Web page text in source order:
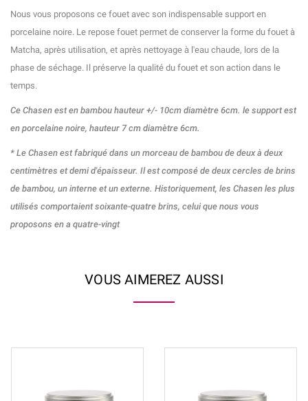
Nous vous proposons ce fouet avec son indispensable support en
porcelaine noire. Le repose fouet permet de conserver la forme du fouet à
Matcha, après utilisation, et après nettoyage à l'eau chaude, lors de la
phase de séchage. Il préserve la qualité du fouet et son action dans le
temps.
Ce Chasen est en bambou hauteur +/- 10cm diamètre 6cm. le support est
en porcelaine noire, hauteur 7 cm diamètre 6cm.
* Le Chasen est fabriqué dans un morceau de bambou de deux à deux
centimètres et demi d'épaisseur. Il est composé de deux cercles de brins
de bambou, un interne et un externe. Historiquement, les Chasen les plus
utilisés comportaient soixante-quatre brins, celui que nous vous
proposons en a quatre-vingt
VOUS AIMEREZ AUSSI